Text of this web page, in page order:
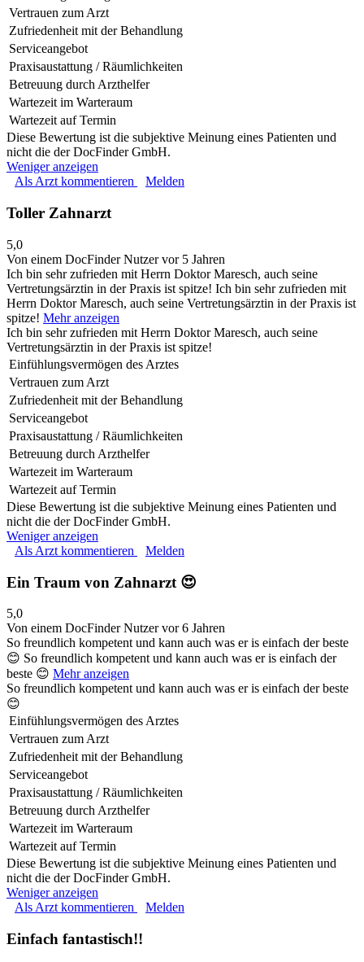
Vertrauen zum Arzt
Zufriedenheit mit der Behandlung
Serviceangebot
Praxisaustattung / Räumlichkeiten
Betreuung durch Arzthelfer
Wartezeit im Warteraum
Wartezeit auf Termin
Diese Bewertung ist die subjektive Meinung eines Patienten und
nicht die der DocFinder GmbH.
Weniger anzeigen
Als Arzt kommentieren
Melden
Toller Zahnarzt
5,0
Von einem DocFinder Nutzervor 5 Jahren
Ich bin sehr zufrieden mit Herrn Doktor Maresch, auch seine
Vertretungsärztin in der Praxis ist spitze! Ich bin sehr zufrieden mit
Herrn Doktor Maresch, auch seine Vertretungsärztin in der Praxis ist
spitze! Mehr anzeigen
Ich bin sehr zufrieden mit Herrn Doktor Maresch, auch seine
Vertretungsärztin in der Praxis ist spitze!
Einfühlungsvermögen des Arztes
Vertrauen zum Arzt
Zufriedenheit mit der Behandlung
Serviceangebot
Praxisaustattung / Räumlichkeiten
Betreuung durch Arzthelfer
Wartezeit im Warteraum
Wartezeit auf Termin
Diese Bewertung ist die subjektive Meinung eines Patienten und
nicht die der DocFinder GmbH.
Weniger anzeigen
Als Arzt kommentieren
Melden
Ein Traum von Zahnarzt 😍
5,0
Von einem DocFinder Nutzervor 6 Jahren
So freundlich kompetent und kann auch was er is einfach der beste
😊 So freundlich kompetent und kann auch was er is einfach der
beste 😊 Mehr anzeigen
So freundlich kompetent und kann auch was er is einfach der beste
😊
Einfühlungsvermögen des Arztes
Vertrauen zum Arzt
Zufriedenheit mit der Behandlung
Serviceangebot
Praxisaustattung / Räumlichkeiten
Betreuung durch Arzthelfer
Wartezeit im Warteraum
Wartezeit auf Termin
Diese Bewertung ist die subjektive Meinung eines Patienten und
nicht die der DocFinder GmbH.
Weniger anzeigen
Als Arzt kommentieren
Melden
Einfach fantastisch!!